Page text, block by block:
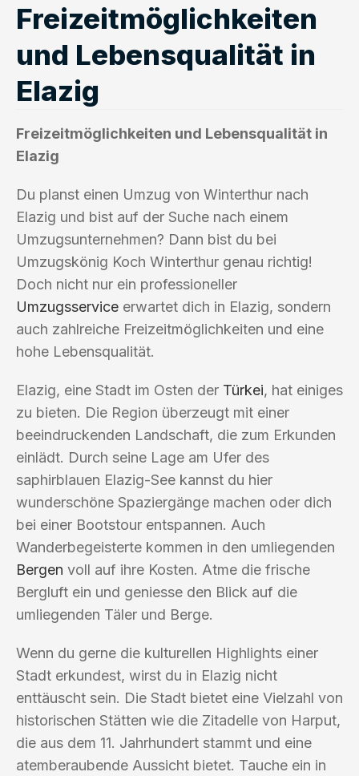
Freizeitmöglichkeiten
und Lebensqualität in
Elazig
Freizeitmöglichkeiten und Lebensqualität in
Elazig
Du planst einen Umzug von Winterthur nach
Elazig und bist auf der Suche nach einem
Umzugsunternehmen? Dann bist du bei
Umzugskönig Koch Winterthur genau richtig!
Doch nicht nur ein professioneller
Umzugsservice erwartet dich in Elazig, sondern
auch zahlreiche Freizeitmöglichkeiten und eine
hohe Lebensqualität.
Elazig, eine Stadt im Osten der Türkei, hat einiges
zu bieten. Die Region überzeugt mit einer
beeindruckenden Landschaft, die zum Erkunden
einlädt. Durch seine Lage am Ufer des
saphirblauen Elazig-See kannst du hier
wunderschöne Spaziergänge machen oder dich
bei einer Bootstour entspannen. Auch
Wanderbegeisterte kommen in den umliegenden
Bergen voll auf ihre Kosten. Atme die frische
Bergluft ein und geniesse den Blick auf die
umliegenden Täler und Berge.
Wenn du gerne die kulturellen Highlights einer
Stadt erkundest, wirst du in Elazig nicht
enttäuscht sein. Die Stadt bietet eine Vielzahl von
historischen Stätten wie die Zitadelle von Harput,
die aus dem 11. Jahrhundert stammt und eine
atemberaubende Aussicht bietet. Tauche ein in